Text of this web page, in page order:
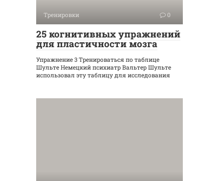
Тренировки 0
25 когнитивных упражнений
для пластичности мозга
Упражнение 3 Тренироваться по таблице
Шульте Немецкий психиатр Вальтер Шульте
использовал эту таблицу для исследования